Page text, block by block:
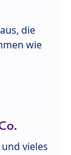
die
wie
vieles